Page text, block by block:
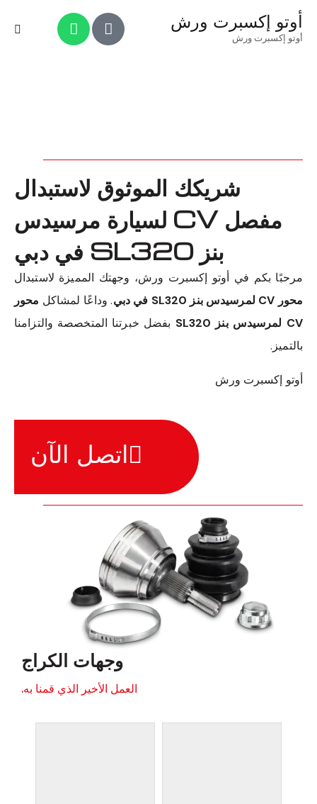
أوتو إكسبرت ورش
أوتو إكسبرت ورش
شريكك الموثوق لاستبدال
مفصل CV لسيارة مرسيدس
بنز SL320 في دبي
مرحبًا بكم في أوتو إكسبرت ورش، وجهتك المميزة لاستبدال
محور CV لمرسيدس بنز SL320 في دبي
. وداعًا لمشاكل محور
CV لمرسيدس بنز SL320
بفضل خبرتنا المتخصصة والتزامنا
بالتميز.
أوتو إكسبرت ورش
اتصل الآن
وجهات الكراج
العمل الأخير الذي قمنا به.